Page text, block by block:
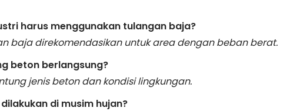
harus menggunakan tulangan baja?
baja direkomendasikan untuk area dengan beban berat.
beton berlangsung?
jenis beton dan kondisi lingkungan.
di musim hujan?